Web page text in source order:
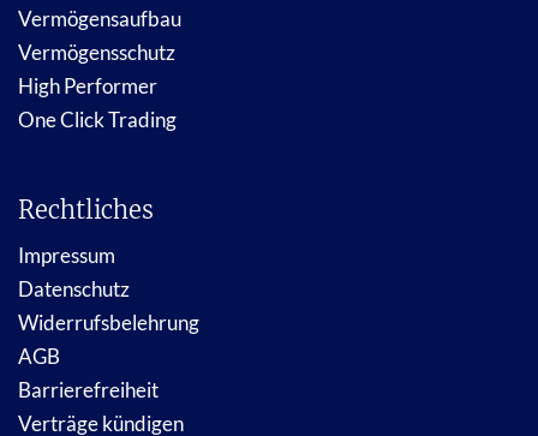
Vermögensaufbau
Vermögensschutz
High Performer
One Click Trading
Rechtliches
Impressum
Datenschutz
Widerrufsbelehrung
AGB
Barrierefreiheit
Verträge kündigen